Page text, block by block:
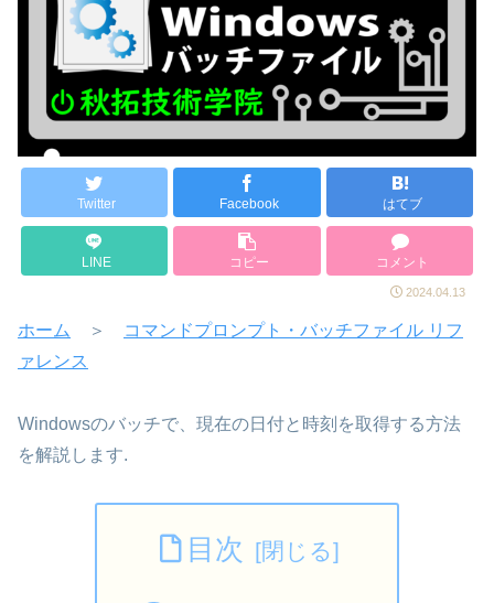
Twitter Facebook はてブ
LINE コピー コメント
2024.04.13
ホーム ＞
コマンドプロンプト・バッチファイル リフ
ァレンス
Windowsのバッチで、現在の日付と時刻を取得する方法
を解説します.
目次